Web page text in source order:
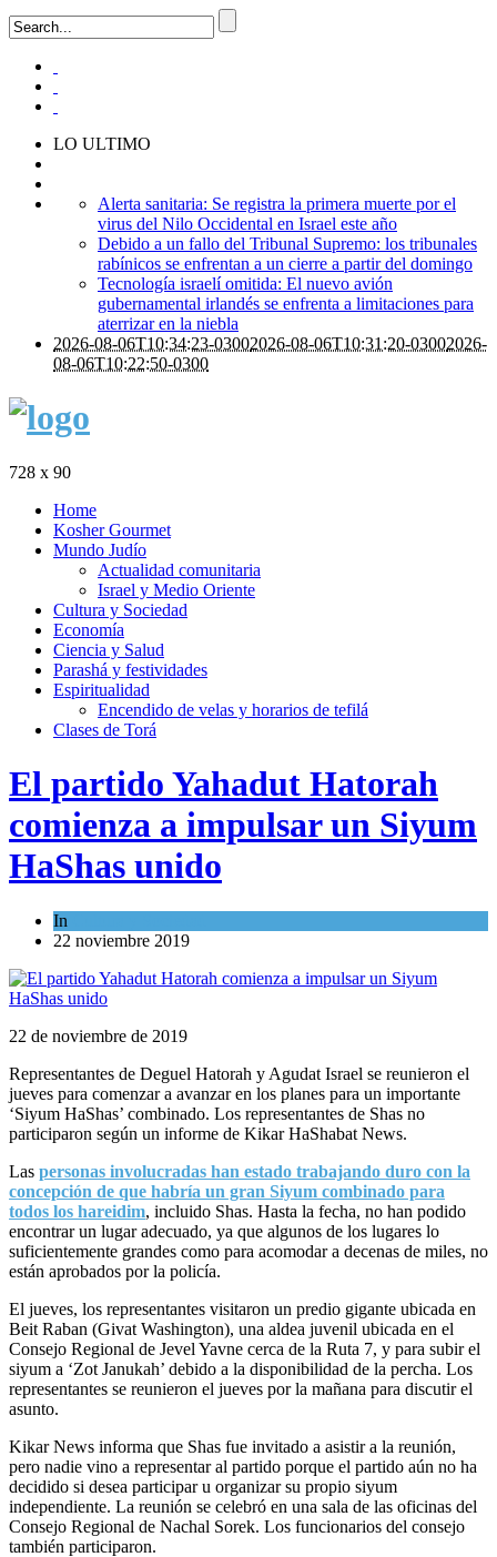
LO ULTIMO
Alerta sanitaria: Se registra la primera muerte por el
virus del Nilo Occidental en Israel este año
Debido a un fallo del Tribunal Supremo: los tribunales
rabínicos se enfrentan a un cierre a partir del domingo
Tecnología israelí omitida: El nuevo avión
gubernamental irlandés se enfrenta a limitaciones para
aterrizar en la niebla
2026-08-06T10:34:23-03002026-08-06T10:31:20-03002026-
08-06T10:22:50-0300
728 x 90
Home
Kosher Gourmet
Mundo Judío
Actualidad comunitaria
Israel y Medio Oriente
Cultura y Sociedad
Economía
Ciencia y Salud
Parashá y festividades
Espiritualidad
Encendido de velas y horarios de tefilá
Clases de Torá
El partido Yahadut Hatorah
comienza a impulsar un Siyum
HaShas unido
In
22 noviembre 2019
22 de noviembre de 2019
Representantes de Deguel Hatorah y Agudat Israel se reunieron el
jueves para comenzar a avanzar en los planes para un importante
‘Siyum HaShas’ combinado. Los representantes de Shas no
participaron según un informe de Kikar HaShabat News.
Las personas involucradas han estado trabajando duro con la
concepción de que habría un gran Siyum combinado para
todos los hareidim, incluido Shas. Hasta la fecha, no han podido
encontrar un lugar adecuado, ya que algunos de los lugares lo
suficientemente grandes como para acomodar a decenas de miles, no
están aprobados por la policía.
El jueves, los representantes visitaron un predio gigante ubicada en
Beit Raban (Givat Washington), una aldea juvenil ubicada en el
Consejo Regional de Jevel Yavne cerca de la Ruta 7, y para subir el
siyum a ‘Zot Janukah’ debido a la disponibilidad de la percha. Los
representantes se reunieron el jueves por la mañana para discutir el
asunto.
Kikar News informa que Shas fue invitado a asistir a la reunión,
pero nadie vino a representar al partido porque el partido aún no ha
decidido si desea participar u organizar su propio siyum
independiente. La reunión se celebró en una sala de las oficinas del
Consejo Regional de Nachal Sorek. Los funcionarios del consejo
también participaron.